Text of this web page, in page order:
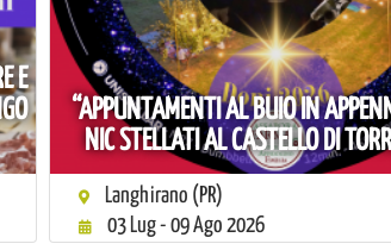
E
“APPUNTAMENTI AL BUIO IN
NIC STELLATI AL CASTELLO DI
Langhirano (PR)
03 Lug - 09 Ago 2026